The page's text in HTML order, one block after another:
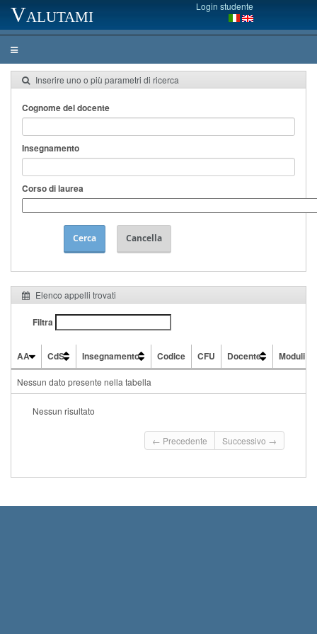
Valutami Login studente
Inserire uno o più parametri di ricerca
Cognome del docente
Insegnamento
Corso di laurea
Cerca Cancella
Elenco appelli trovati
Filtra
AA CdS Insegnamento Codice CFU Docente
Moduli
Nessun dato presente nella tabella
Nessun risultato
← Precedente Successivo →